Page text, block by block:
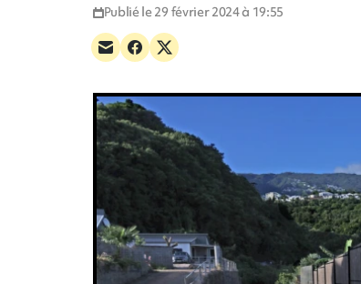
Publié le 29 février 2024 à 19:55